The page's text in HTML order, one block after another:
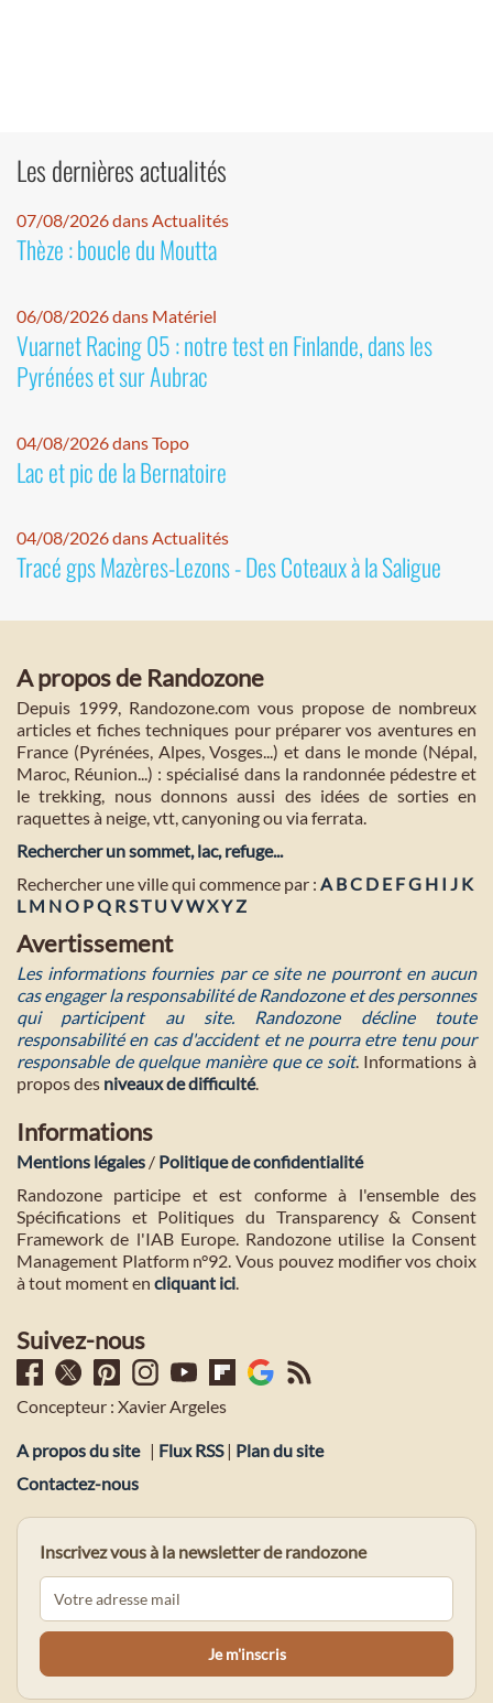
Les dernières actualités
07/08/2026 dans Actualités
Thèze : boucle du Moutta
06/08/2026 dans Matériel
Vuarnet Racing 05 : notre test en Finlande, dans les
Pyrénées et sur Aubrac
04/08/2026 dans Topo
Lac et pic de la Bernatoire
04/08/2026 dans Actualités
Tracé gps Mazères-Lezons - Des Coteaux à la Saligue
A propos de Randozone
Depuis 1999, Randozone.com vous propose de nombreux
articles et fiches techniques pour préparer vos aventures en
France (Pyrénées, Alpes, Vosges...) et dans le monde (Népal,
Maroc, Réunion...) : spécialisé dans la randonnée pédestre et
le trekking, nous donnons aussi des idées de sorties en
raquettes à neige, vtt, canyoning ou via ferrata.
Rechercher un sommet, lac, refuge...
Rechercher une ville qui commence par : A BC D E FG H I J K
L M NO PQ RST U VWXYZ
Avertissement
Les informations fournies par ce site ne pourront en aucun
cas engager la responsabilité de Randozone et des personnes
qui participent au site. Randozone décline toute
responsabilité en cas d'accident et ne pourra etre tenu pour
responsable de quelque manière que ce soit. Informations à
propos des niveaux de difficulté.
Informations
Mentions légales / Politique de confidentialité
Randozone participe et est conforme à l'ensemble des
Spécifications et Politiques du Transparency & Consent
Framework de l'IAB Europe. Randozone utilise la Consent
Management Platform n°92. Vous pouvez modifier vos choix
à tout moment en cliquant ici.
Suivez-nous
Concepteur : Xavier Argeles
A propos du site | Flux RSS| Plan du site
Contactez-nous
Inscrivez vous à la newsletter de randozone